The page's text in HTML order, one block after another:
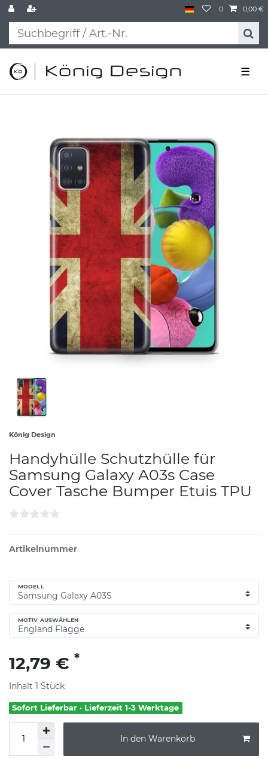
0 0,00 €
☰
König Design
Handyhülle Schutzhülle für
Samsung Galaxy A03s Case
Cover Tasche Bumper Etuis TPU
Artikelnummer
MODELL
MOTIV AUSWÄHLEN
12,79 € *
Inhalt 1 Stück
Sofort Lieferbar · Lieferzeit 1-3 Werktage
In den Warenkorb